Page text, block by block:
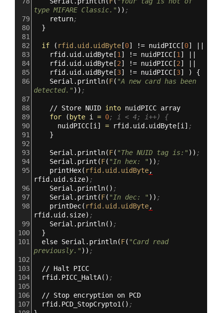
type MIFARE Classic." )) ;
79
return;
80
}
81
82
if ( rfid.uid.uidByte[0] != nuidPICC[0]
||
83
rfid.uid.uidByte[1 ] != nuidPICC[1 ]
||
84
rfid.uid.uidByte[2] != nuidPICC[2]
||
85
rfid.uid.uidByte[3] != nuidPICC[3] )
{
86
Serial.println(F( "A new card has been
detected." )) ;
87
88
// Store NUID into nuidPICC array
89
for (byte i = 0; i < 4; i++) {
90
nuidPICC[i ] = rfid.uid.uidByte[i ] ;
91
}
92
93
Serial.println(F( "The NUID tag is:" )) ;
94
Serial.print (F( "In hex: " )) ;
95
printHex( rfid.uid.uidByte,
rfid.uid.size) ;
96
Serial.println() ;
97
Serial.print (F( "In dec: " )) ;
98
printDec( rfid.uid.uidByte,
rfid.uid.size) ;
99
Serial.println() ;
100
}
101
else Serial.println(F( "Card read
previously." )) ;
102
103
// Halt
PICC
104
rfid.PICC_HaltA() ;
105
106
// Stop encryption on PCD
107
rfid.PCD_StopCrypto1 () ;